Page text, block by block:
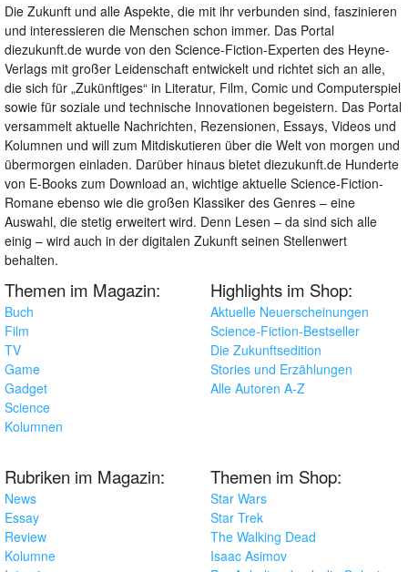
Die Zukunft und alle Aspekte, die mit ihr verbunden sind, faszinieren
und interessieren die Menschen schon immer. Das Portal
diezukunft.de wurde von den Science-Fiction-Experten des Heyne-
Verlags mit großer Leidenschaft entwickelt und richtet sich an alle,
die sich für „Zukünftiges“ in Literatur, Film, Comic und Computerspiel
sowie für soziale und technische Innovationen begeistern. Das Portal
versammelt aktuelle Nachrichten, Rezensionen, Essays, Videos und
Kolumnen und will zum Mitdiskutieren über die Welt von morgen und
übermorgen einladen. Darüber hinaus bietet diezukunft.de Hunderte
von E-Books zum Download an, wichtige aktuelle Science-Fiction-
Romane ebenso wie die großen Klassiker des Genres – eine
Auswahl, die stetig erweitert wird. Denn Lesen – da sind sich alle
einig – wird auch in der digitalen Zukunft seinen Stellenwert
behalten.
Themen im Magazin:
Buch
Film
TV
Game
Gadget
Science
Kolumnen
Highlights im Shop:
Aktuelle Neuerscheinungen
Science-Fiction-Bestseller
Die Zukunftsedition
Stories und Erzählungen
Alle Autoren A-Z
Rubriken im Magazin:
News
Essay
Review
Kolumne
Themen im Shop:
Star Wars
Star Trek
The Walking Dead
Isaac Asimov